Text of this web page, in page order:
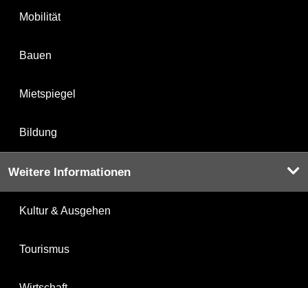
Mobilität
Bauen
Mietspiegel
Bildung
Weitere Informationen
Kultur & Ausgehen
Tourismus